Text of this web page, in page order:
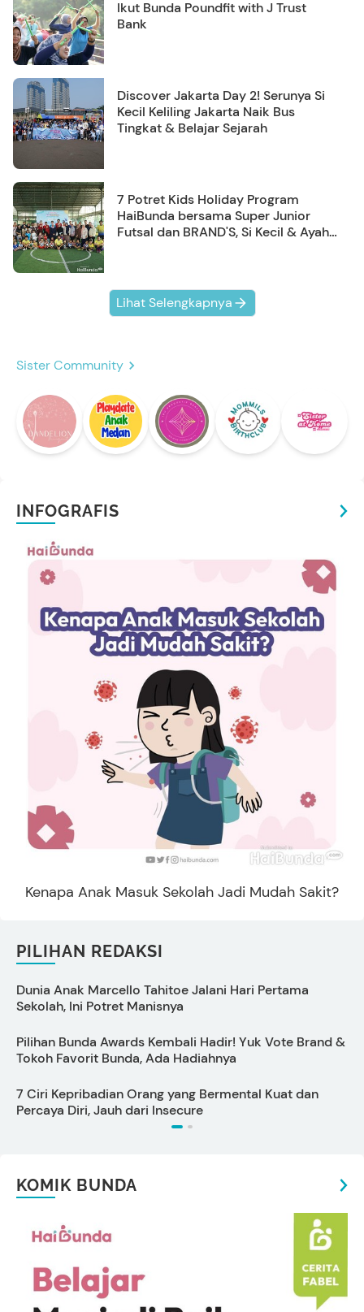
Ikut Bunda Poundfit with J Trust
Bank
Discover Jakarta Day 2! Serunya Si
Kecil Keliling Jakarta Naik Bus
Tingkat & Belajar Sejarah
7 Potret Kids Holiday Program
HaiBunda bersama Super Junior
Futsal dan BRAND'S, Si Kecil & Ayah
Lihat Selengkapnya
Sister Community
INFOGRAFIS
Kenapa Anak Masuk Sekolah Jadi Mudah Sakit?
PILIHAN REDAKSI
Dunia Anak Marcello Tahitoe Jalani Hari Pertama
Sekolah, Ini Potret Manisnya
Pilihan Bunda Awards Kembali Hadir! Yuk Vote Brand &
Tokoh Favorit Bunda, Ada Hadiahnya
7 Ciri Kepribadian Orang yang Bermental Kuat dan
Percaya Diri, Jauh dari Insecure
KOMIK BUNDA